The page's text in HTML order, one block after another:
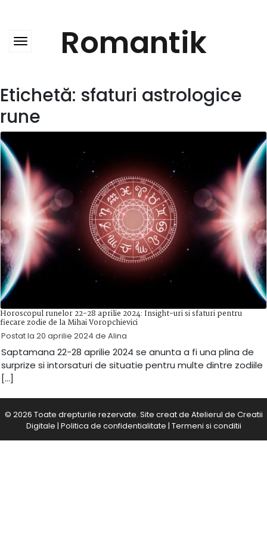
Romantik
Etichetă: sfaturi astrologice
rune
Horoscopul runelor 22-28 aprilie 2024: Insight-uri si sfaturi pentru
fiecare zodie de la Mihai Voropchievici
Postat la 20 aprilie 2024 de Alina
Saptamana 22-28 aprilie 2024 se anunta a fi una plina de
surprize si intorsaturi de situatie pentru multe dintre zodiile
[…]
© 2026 Toate drepturile rezervate. Site creat de Atelierul de Creatii
Digitale | Politica de confidentialitate | Termeni si conditii